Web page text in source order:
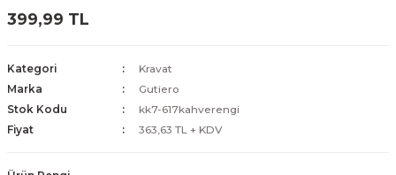
399,99 TL
Kategori
Kravat
Marka
Gutiero
Stok Kodu
kk7-617kahverengi
Fiyat
363,63 TL + KDV